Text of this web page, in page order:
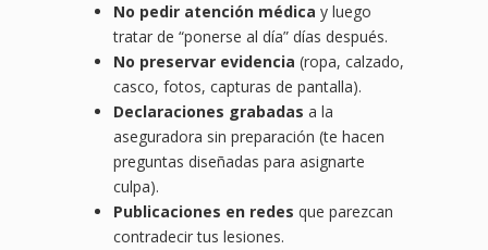
No pedir atención médica y luego
tratar de “ponerse al día” días después.
No preservar evidencia (ropa, calzado,
casco, fotos, capturas de pantalla).
Declaraciones grabadas a la
aseguradora sin preparación (te hacen
preguntas diseñadas para asignarte
culpa).
Publicaciones en redes que parezcan
contradecir tus lesiones.